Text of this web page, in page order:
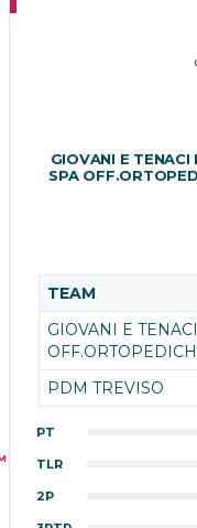
GIOVANI E TENACI
SPA
TEAM
GIOVANI E
PDM TREVISO
PT
TLR
2P